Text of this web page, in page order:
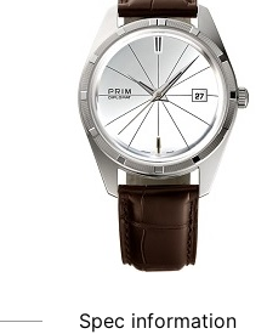
Spec information